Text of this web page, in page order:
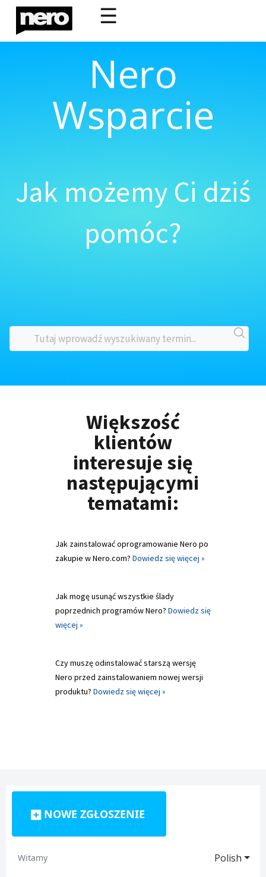
☰
Nero
Wsparcie
Jak możemy Ci dziś
pomóc?
Większość
klientów
interesuje się
następującymi
tematami:
Jak zainstalować oprogramowanie Nero po
zakupie w Nero.com? Dowiedz się więcej »
Jak mogę usunąć wszystkie ślady
poprzednich programów Nero? Dowiedz się
więcej »
Czy muszę odinstalować starszą wersję
Nero przed zainstalowaniem nowej wersji
produktu? Dowiedz się więcej »
NOWE ZGŁOSZENIE
Polish
Witamy